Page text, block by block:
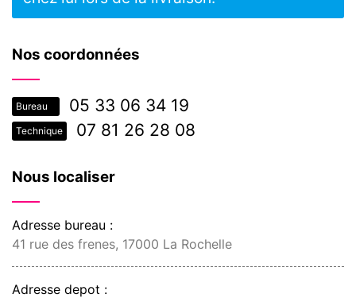
Nos coordonnées
Bureau 05 33 06 34 19
Technique 07 81 26 28 08
Nous localiser
Adresse bureau :
41 rue des frenes, 17000 La Rochelle
Adresse depot :